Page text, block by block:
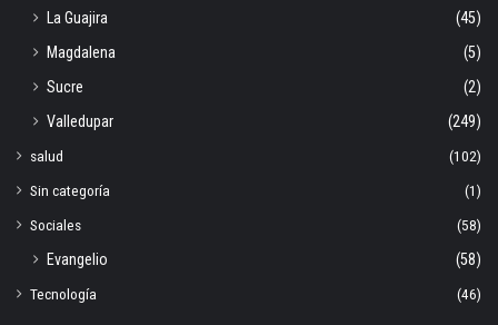
La Guajira
(45)
Magdalena
(5)
Sucre
(2)
Valledupar
(249)
salud
(102)
Sin categoría
(1)
Sociales
(58)
Evangelio
(58)
Tecnología
(46)